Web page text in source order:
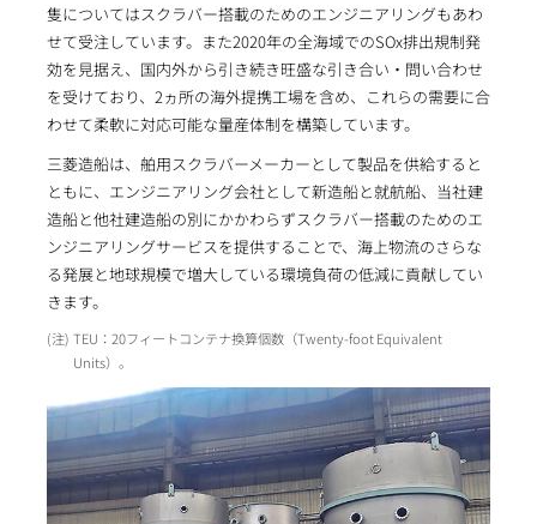
隻についてはスクラバー搭載のためのエンジニアリングもあわ
せて受注しています。また2020年の全海域でのSOx排出規制発
効を見据え、国内外から引き続き旺盛な引き合い・問い合わせ
を受けており、2ヵ所の海外提携工場を含め、これらの需要に合
わせて柔軟に対応可能な量産体制を構築しています。
三菱造船は、舶用スクラバーメーカーとして製品を供給すると
ともに、エンジニアリング会社として新造船と就航船、当社建
造船と他社建造船の別にかかわらずスクラバー搭載のためのエ
ンジニアリングサービスを提供することで、海上物流のさらな
る発展と地球規模で増大している環境負荷の低減に貢献してい
きます。
TEU：20フィートコンテナ換算個数（Twenty-foot Equivalent
Units）。